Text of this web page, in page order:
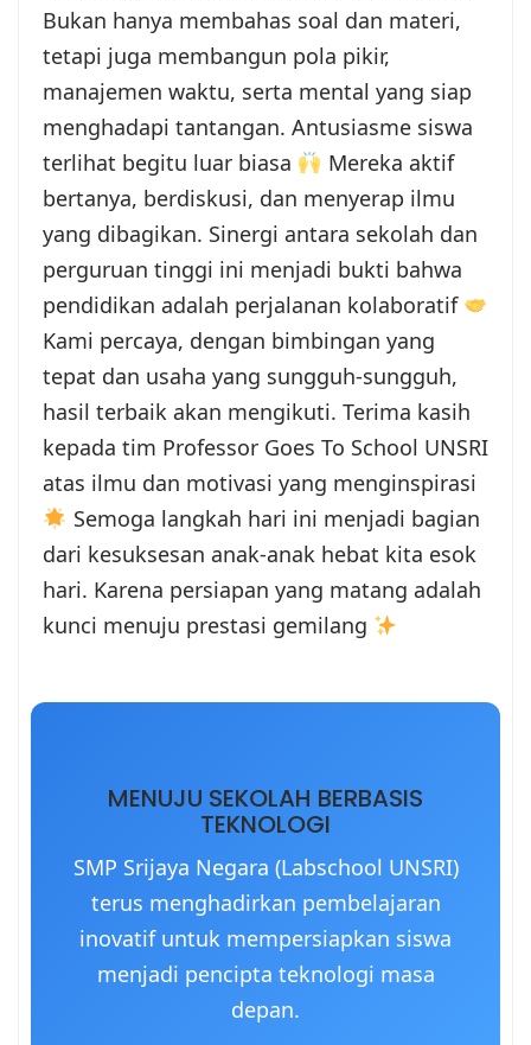
Bukan hanya membahas soal dan materi,
tetapi juga membangun pola pikir,
manajemen waktu, serta mental yang siap
menghadapi tantangan. Antusiasme siswa
terlihat begitu luar biasa
Mereka aktif
bertanya, berdiskusi, dan menyerap ilmu
yang dibagikan. Sinergi antara sekolah dan
perguruan tinggi ini menjadi bukti bahwa
pendidikan adalah perjalanan kolaboratif
Kami percaya, dengan bimbingan yang
tepat dan usaha yang sungguh-sungguh,
hasil terbaik akan mengikuti. Terima kasih
kepada tim Professor Goes To School UNSRI
atas ilmu dan motivasi yang menginspirasi
Semoga langkah hari ini menjadi bagian
dari kesuksesan anak-anak hebat kita esok
hari. Karena persiapan yang matang adalah
kunci menuju prestasi gemilang
MENUJU SEKOLAH BERBASIS
TEKNOLOGI
SMP Srijaya Negara (Labschool UNSRI)
terus menghadirkan pembelajaran
inovatif untuk mempersiapkan siswa
menjadi pencipta teknologi masa
depan.